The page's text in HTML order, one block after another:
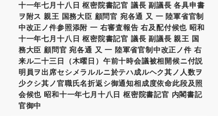
十一年七月十八日 枢密院書記官 議長 副議長 各具申書
ヲ附ス 親王 国務大臣 顧問官 宛各通 又 一 陸軍省官制
中改正ノ件参照添附 一 右審査報告 右及配付候也 昭和
十一年七月十八日 枢密院書記官 議長 副議長 親王 国
務大臣 顧問官 宛各通 又 一 陸軍省官制中改正ノ件 右
来ル二十三日（木曜日）午前十時会議被相開候ニ付説
明員ヲ出席セシメラルルニ於テハ成ルヘク其ノ人数ヲ
少クシ其ノ官職氏名折返シ御通知相成度依命此段及照
会候也 昭和十一年七月十八日 枢密院書記官 内閣書記
官御中